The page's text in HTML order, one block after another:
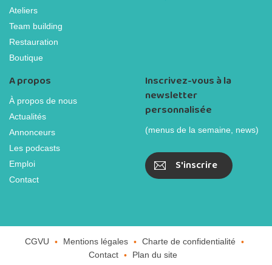
Ateliers
Team building
Restauration
Boutique
A propos
À propos de nous
Actualités
Annonceurs
Les podcasts
Emploi
Contact
Inscrivez-vous à la
newsletter
personnalisée
(menus de la semaine, news)
S'inscrire
CGVU Mentions légales
Charte de confidentialité
Contact
Plan du site